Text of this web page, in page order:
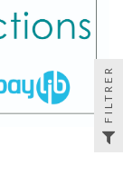
FILTRER